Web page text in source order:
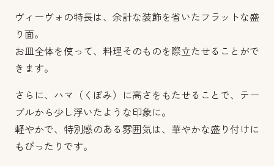
ヴィーヴォの特長は、余計な装飾を省いたフラットな盛
り面。
お皿全体を使って、料理そのものを際立たせることがで
きます。
さらに、ハマ（くぼみ）に高さをもたせることで、テー
ブルから少し浮いたような印象に。
軽やかで、特別感のある雰囲気は、華やかな盛り付けに
もぴったりです。